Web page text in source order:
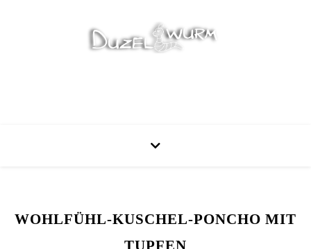
WOHLFÜHL-KUSCHEL-PONCHO MIT
TUPFEN